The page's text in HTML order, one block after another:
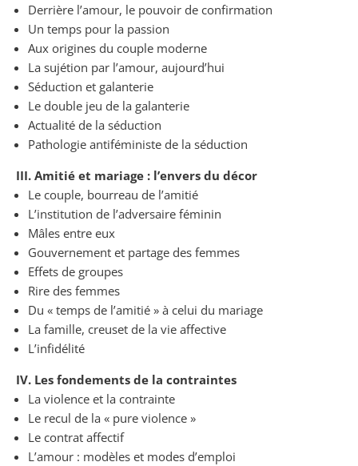
Derrière l’amour, le pouvoir de confirmation
Un temps pour la passion
Aux origines du couple moderne
La sujétion par l’amour, aujourd’hui
Séduction et galanterie
Le double jeu de la galanterie
Actualité de la séduction
Pathologie antiféministe de la séduction
III. Amitié et mariage : l’envers du décor
Le couple, bourreau de l’amitié
L’institution de l’adversaire féminin
Mâles entre eux
Gouvernement et partage des femmes
Effets de groupes
Rire des femmes
Du « temps de l’amitié » à celui du mariage
La famille, creuset de la vie affective
L’infidélité
IV. Les fondements de la contraintes
La violence et la contrainte
Le recul de la « pure violence »
Le contrat affectif
L’amour : modèles et modes d’emploi